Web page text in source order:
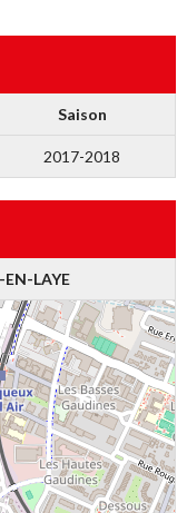
Saison
2017-2018
EN-LAYE